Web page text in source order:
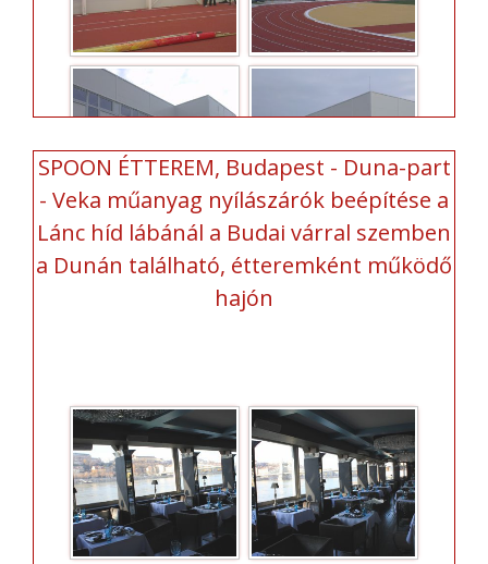
SPOON ÉTTEREM, Budapest - Duna-part
- Veka műanyag nyílászárók beépítése a
Lánc híd lábánál a Budai várral szemben
a Dunán található, étteremként működő
hajón